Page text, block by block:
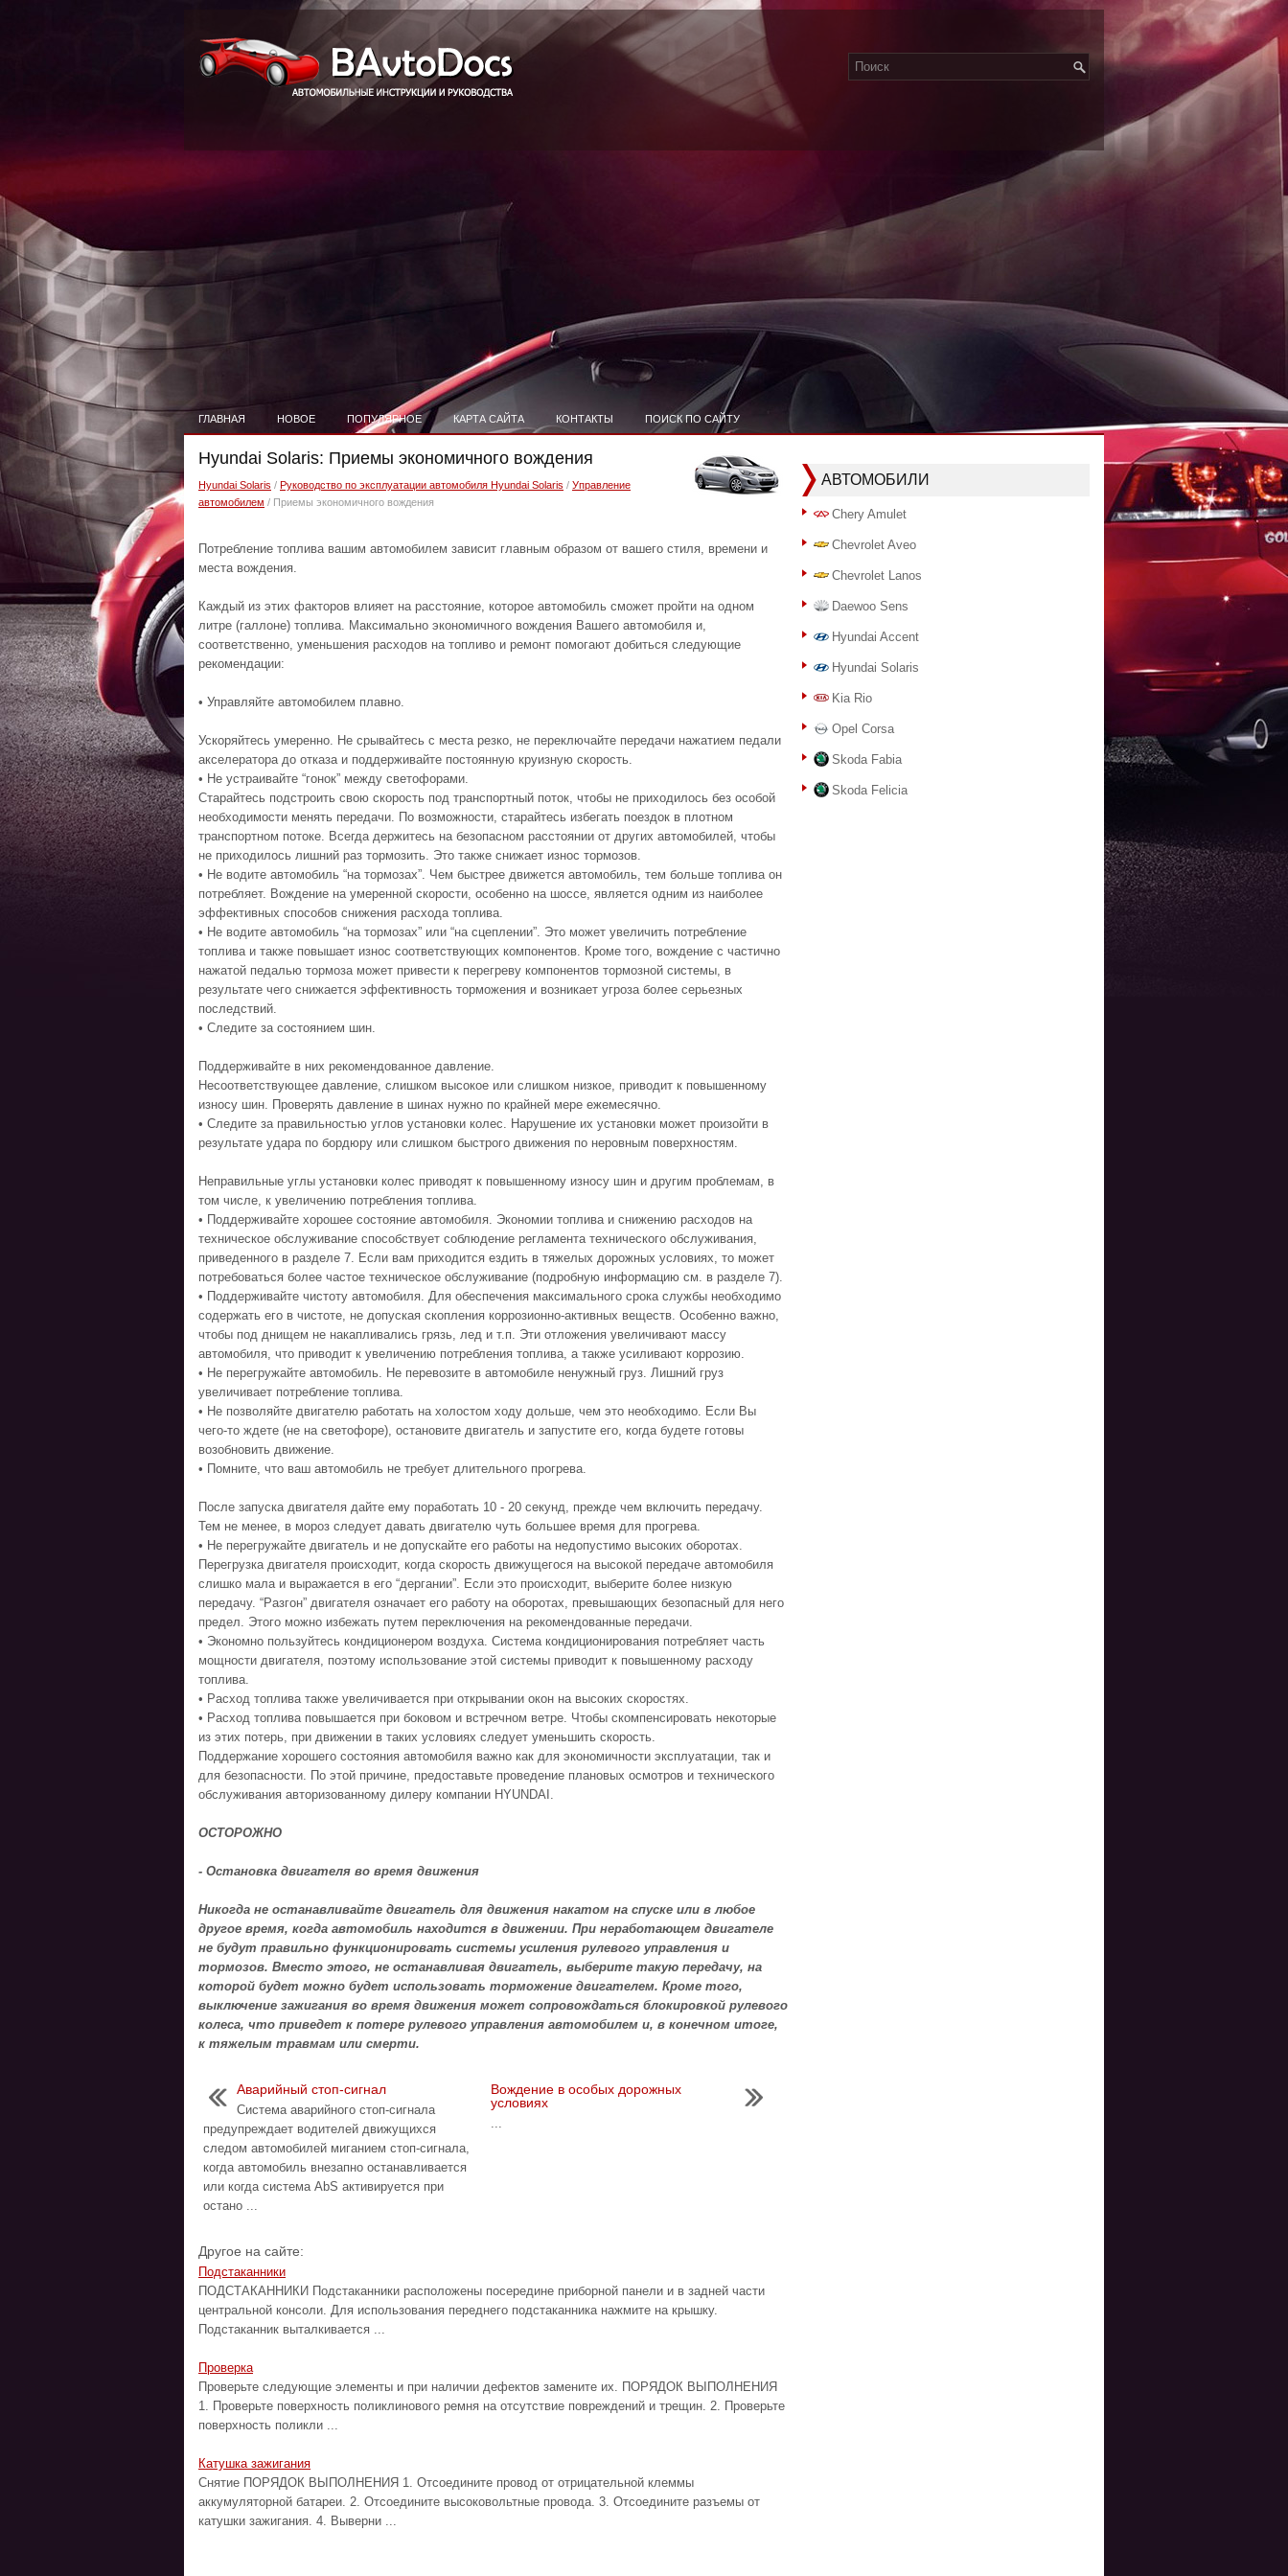
ГЛАВНАЯ НОВОЕ ПОПУЛЯРНОЕ КАРТА САЙТА КОНТАКТЫ ПОИСК ПО САЙТУ
Hyundai Solaris: Пpиeмы экoнoмичнoгo вoждeния
Hyundai Solaris / Руководство по эксплуатации автомобиля Hyundai Solaris / Управление
автомобилем / Пpиeмы экoнoмичнoгo вoждeния
Потребление топлива вашим автомобилем зависит главным образом от вашего стиля, времени и
места вождения.
Каждый из этих факторов влияет на расстояние, которое автомобиль сможет пройти на одном
литре (галлоне) топлива. Максимально экономичного вождения Вашего автомобиля и,
соответственно, уменьшения расходов на топливо и ремонт помогают добиться следующие
рекомендации:
• Управляйте автомобилем плавно.
Ускоряйтесь умеренно. Не срывайтесь с места резко, не переключайте передачи нажатием педали
акселератора до отказа и поддерживайте постоянную круизную скорость.
• Не устраивайте “гонок” между светофорами.
Старайтесь подстроить свою скорость под транспортный поток, чтобы не приходилось без особой
необходимости менять передачи. По возможности, старайтесь избегать поездок в плотном
транспортном потоке. Всегда держитесь на безопасном расстоянии от других автомобилей, чтобы
не приходилось лишний раз тормозить. Это также снижает износ тормозов.
• Не водите автомобиль “на тормозах”. Чем быстрее движется автомобиль, тем больше топлива он
потребляет. Вождение на умеренной скорости, особенно на шоссе, является одним из наиболее
эффективных способов снижения расхода топлива.
• Не водите автомобиль “на тормозах” или “на сцеплении”. Это может увеличить потребление
топлива и также повышает износ соответствующих компонентов. Кроме того, вождение с частично
нажатой педалью тормоза может привести к перегреву компонентов тормозной системы, в
результате чего снижается эффективность торможения и возникает угроза более серьезных
последствий.
• Следите за состоянием шин.
Поддерживайте в них рекомендованное давление.
Несоответствующее давление, слишком высокое или слишком низкое, приводит к повышенному
износу шин. Проверять давление в шинах нужно по крайней мере ежемесячно.
• Следите за правильностью углов установки колес. Нарушение их установки может произойти в
результате удара по бордюру или слишком быстрого движения по неровным поверхностям.
Неправильные углы установки колес приводят к повышенному износу шин и другим проблемам, в
том числе, к увеличению потребления топлива.
• Поддерживайте хорошее состояние автомобиля. Экономии топлива и снижению расходов на
техническое обслуживание способствует соблюдение регламента технического обслуживания,
приведенного в разделе 7. Если вам приходится ездить в тяжелых дорожных условиях, то может
потребоваться более частое техническое обслуживание (подробную информацию см. в разделе 7).
• Поддерживайте чистоту автомобиля. Для обеспечения максимального срока службы необходимо
содержать его в чистоте, не допуская скопления коррозионно-активных веществ. Особенно важно,
чтобы под днищем не накапливались грязь, лед и т.п. Эти отложения увеличивают массу
автомобиля, что приводит к увеличению потребления топлива, а также усиливают коррозию.
• Не перегружайте автомобиль. Не перевозите в автомобиле ненужный груз. Лишний груз
увеличивает потребление топлива.
• Не позволяйте двигателю работать на холостом ходу дольше, чем это необходимо. Если Вы
чего-то ждете (не на светофоре), остановите двигатель и запустите его, когда будете готовы
возобновить движение.
• Помните, что ваш автомобиль не требует длительного прогрева.
После запуска двигателя дайте ему поработать 10 - 20 секунд, прежде чем включить передачу.
Тем не менее, в мороз следует давать двигателю чуть большее время для прогрева.
• Не перегружайте двигатель и не допускайте его работы на недопустимо высоких оборотах.
Перегрузка двигателя происходит, когда скорость движущегося на высокой передаче автомобиля
слишко мала и выражается в его “дергании”. Если это происходит, выберите более низкую
передачу. “Разгон” двигателя означает его работу на оборотах, превышающих безопасный для него
предел. Этого можно избежать путем переключения на рекомендованные передачи.
• Экономно пользуйтесь кондиционером воздуха. Система кондиционирования потребляет часть
мощности двигателя, поэтому использование этой системы приводит к повышенному расходу
топлива.
• Расход топлива также увеличивается при открывании окон на высоких скоростях.
• Расход топлива повышается при боковом и встречном ветре. Чтобы скомпенсировать некоторые
из этих потерь, при движении в таких условиях следует уменьшить скорость.
Поддержание хорошего состояния автомобиля важно как для экономичности эксплуатации, так и
для безопасности. По этой причине, предоставьте проведение плановых осмотров и технического
обслуживания авторизованному дилеру компании HYUNDAI.
ОСТОРОЖНО
- Остановка двигателя во время движения
Никогда не останавливайте двигатель для движения накатом на спуске или в любое
другое время, когда автомобиль находится в движении. При неработающем двигателе
не будут правильно функционировать системы усиления рулевого управления и
тормозов. Вместо этого, не останавливая двигатель, выберите такую передачу, на
которой будет можно будет использовать торможение двигателем. Кроме того,
выключение зажигания во время движения может сопровождаться блокировкой рулевого
колеса, что приведет к потере рулевого управления автомобилем и, в конечном итоге,
к тяжелым травмам или смерти.
Аварийный стоп-сигнал
Система аварийного стоп-сигнала
предупреждает водителей движущихся
следом автомобилей миганием стоп-сигнала,
когда автомобиль внезапно останавливается
или когда система AbS активируется при
остано ...
Вождение в ocoбыx дopoжныx
ycлoвияx
...
Другое на сайте:
Подстаканники
ПОДСТАКАННИКИ Подстаканники расположены посередине приборной панели и в задней части
центральной консоли. Для использования переднего подстаканника нажмите на крышку.
Подстаканник выталкивается ...
Проверка
Проверьте следующие элементы и при наличии дефектов замените их. ПОРЯДОК ВЫПОЛНЕНИЯ
1. Проверьте поверхность поликлинового ремня на отсутствие повреждений и трещин. 2. Проверьте
поверхность поликли ...
Катушка зажигания
Снятие ПОРЯДОК ВЫПОЛНЕНИЯ 1. Отсоедините провод от отрицательной клеммы
аккумуляторной батареи. 2. Отсоедините высоковольтные провода. 3. Отсоедините разъемы от
катушки зажигания. 4. Выверни ...
АВТОМОБИЛИ
Chery Amulet
Chevrolet Aveo
Chevrolet Lanos
Daewoo Sens
Hyundai Accent
Hyundai Solaris
Kia Rio
Opel Corsa
Skoda Fabia
Skoda Felicia